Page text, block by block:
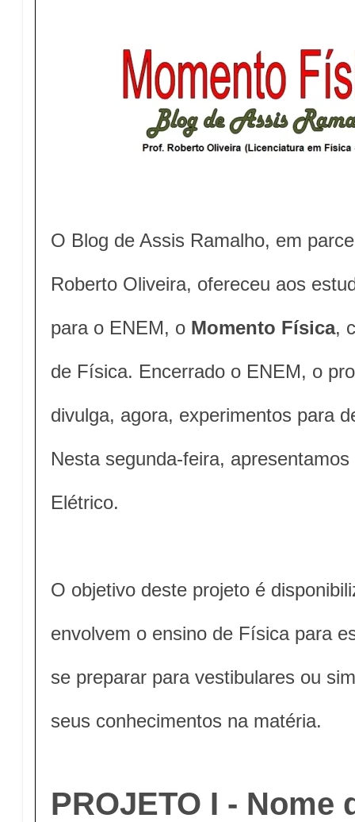
O Blog de Assis Ramalho, em
Roberto Oliveira, ofereceu aos
para o ENEM, o Momento Física,
de Física. Encerrado o ENEM, o
divulga, agora, experimentos para
Nesta segunda-feira,
Elétrico.
O objetivo deste projeto é
envolvem o ensino de Física para
se preparar para vestibulares ou
seus conhecimentos na matéria.
PROJETO I - Nome